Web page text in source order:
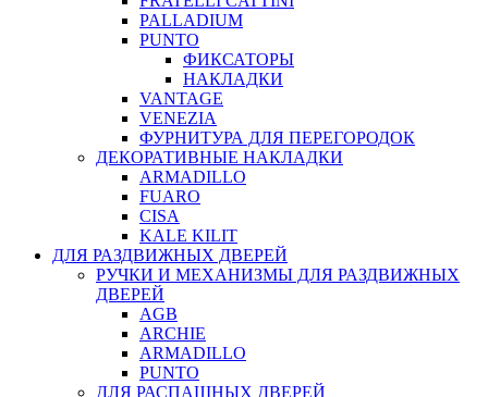
PALLADIUM
PUNTO
ФИКСАТОРЫ
НАКЛАДКИ
VANTAGE
VENEZIA
ФУРНИТУРА ДЛЯ ПЕРЕГОРОДОК
ДЕКОРАТИВНЫЕ НАКЛАДКИ
ARMADILLO
FUARO
CISA
KALE KILIT
ДЛЯ РАЗДВИЖНЫХ ДВЕРЕЙ
РУЧКИ И МЕХАНИЗМЫ ДЛЯ РАЗДВИЖНЫХ
ДВЕРЕЙ
AGB
ARCHIE
ARMADILLO
PUNTO
ДЛЯ РАСПАШНЫХ ДВЕРЕЙ